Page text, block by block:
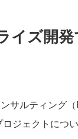
イズ開
サルティング
ジェクトにつ